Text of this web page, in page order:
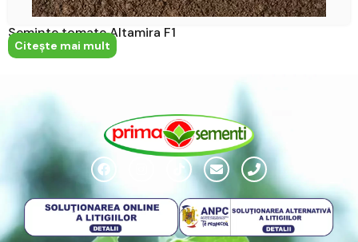
Seminte tomate Altamira F1
Citeşte mai mult